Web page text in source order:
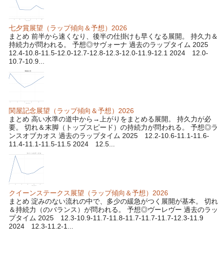
七夕賞展望（ラップ傾向＆予想）2026
まとめ 前半から速くなり、後半の仕掛けも早くなる展開。 持久力＆
持続力が問われる。 予想◎サヴォーナ 過去のラップタイム 2025
12.4-10.8-11.5-12.0-12.7-12.8-12.3-12.0-11.9-12.1 2024 12.0-
10.7-10.9...
関屋記念展望（ラップ傾向＆予想）2026
まとめ 高い水準の道中から→上がりをまとめる展開。 持久力が必
要。 切れ＆末脚（トップスピード）の持続力が問われる。 予想◎ラ
ンスオブカオス 過去のラップタイム 2025 12.2-10.6-11.1-11.6-
11.4-11.1-11.5-11.5 2024 12.5...
クイーンステークス展望（ラップ傾向＆予想）2026
まとめ 淀みのない流れの中で、多少の緩急がつく展開が基本。 切れ
＆持続力（のバランス）が問われる。 予想◎ヴーレヴー 過去のラッ
プタイム 2025 12.3-10.9-11.7-11.8-11.7-11.7-11.7-12.3-11.9
2024 12.3-11.2-1...